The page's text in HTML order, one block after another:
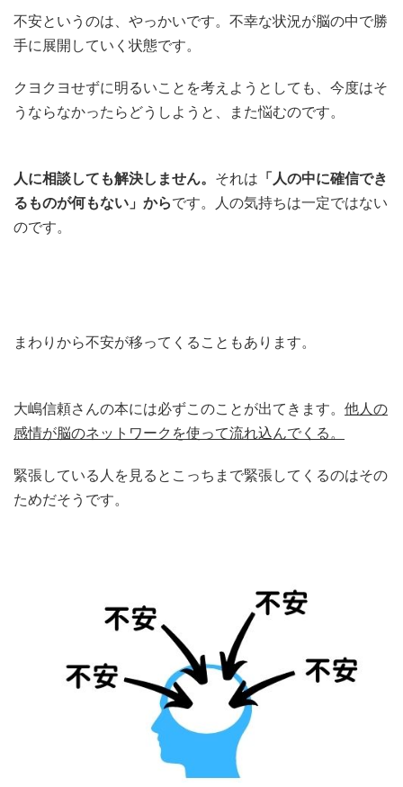
不安というのは、やっかいです。不幸な状況が脳の中で勝
手に展開していく状態です。
クヨクヨせずに明るいことを考えようとしても、今度はそ
うならなかったらどうしようと、また悩むのです。
人に相談しても解決しません。 それは 「人の中に確信でき
るものが何もない」からです。人の気持ちは一定ではない
のです。
まわりから不安が移ってくることもあります。
大嶋信頼さんの本には必ずこのことが出てきます。 他人の
感情が脳のネットワークを使って流れ込んでくる。
緊張している人を見るとこっちまで緊張してくるのはその
ためだそうです。